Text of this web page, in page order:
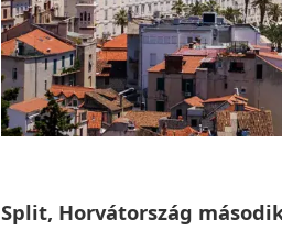
Split, Horvátország